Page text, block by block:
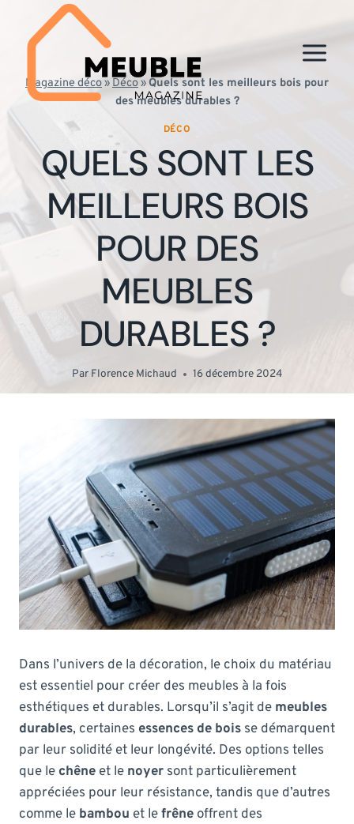
contenu
Magazine déco»Déco»Quels sont les meilleurs bois pour
des meubles durables ?
DÉCO
QUELS SONT LES
MEILLEURS BOIS
POUR DES
MEUBLES
DURABLES ?
Par Florence Michaud 16 décembre 2024
Dans l’univers de la décoration, le choix du matériau
est essentiel pour créer des meubles à la fois
esthétiques et durables. Lorsqu’il s’agit de meubles
durables, certaines essences de bois se démarquent
par leur solidité et leur longévité. Des options telles
que le chêne et le noyer sont particulièrement
appréciées pour leur résistance, tandis que d’autres
comme le bambou et lefrêne offrent des